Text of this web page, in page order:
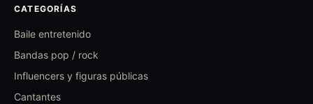
CATEGORÍAS
Baile entretenido
Bandas pop / rock
Influencers y figuras públicas
Cantantes